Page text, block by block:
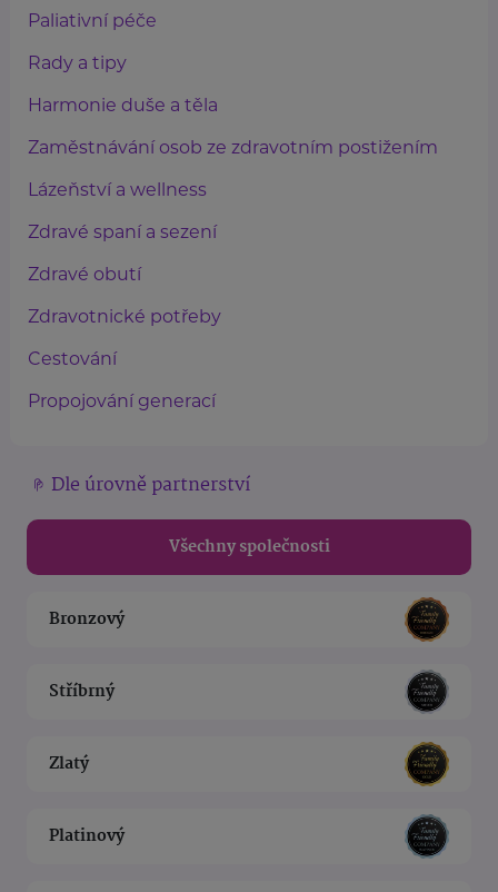
Paliativní péče
Rady a tipy
Harmonie duše a těla
Zaměstnávání osob ze zdravotním postižením
Lázeňství a wellness
Zdravé spaní a sezení
Zdravé obutí
Zdravotnické potřeby
Cestování
Propojování generací
Dle úrovně partnerství
Všechny společnosti
Bronzový
Stříbrný
Zlatý
Platinový